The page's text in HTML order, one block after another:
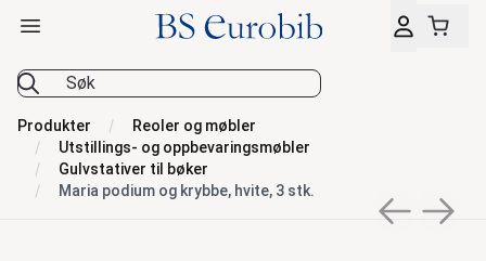
BS Eurobib
Åpne hovedmeny
Produkter
Reoler og møbler
Utstillings- og oppbevaringsmøbler
Gulvstativer til bøker
Maria podium og krybbe, hvite, 3 stk.
Previous
Next